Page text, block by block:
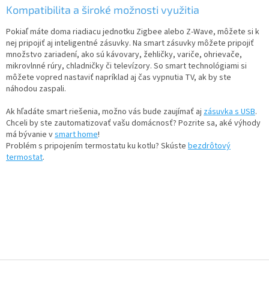
Kompatibilita a široké možnosti využitia
Pokiaľ máte doma riadiacu jednotku Zigbee alebo Z-Wave, môžete si k
nej pripojiť aj inteligentné zásuvky. Na smart zásuvky môžete pripojiť
množstvo zariadení, ako sú kávovary, žehličky, variče, ohrievače,
mikrovlnné rúry, chladničky či televízory. So smart technológiami si
môžete vopred nastaviť napríklad aj čas vypnutia TV, ak by ste
náhodou zaspali.
Ak hľadáte smart riešenia, možno vás bude zaujímať aj zásuvka s USB.
Chceli by ste zautomatizovať vašu domácnosť? Pozrite sa, aké výhody
má bývanie vsmart home!
Problém s pripojením termostatu ku kotlu? Skúste bezdrôtový
termostat.